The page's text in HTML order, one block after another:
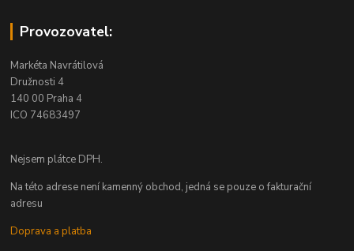
Provozovatel:
Markéta Navrátilová
Družnosti 4
140 00 Praha 4
ICO 74683497
Nejsem plátce DPH.
Na této adrese není kamenný obchod, jedná se pouze o fakturační
adresu
Doprava a platba